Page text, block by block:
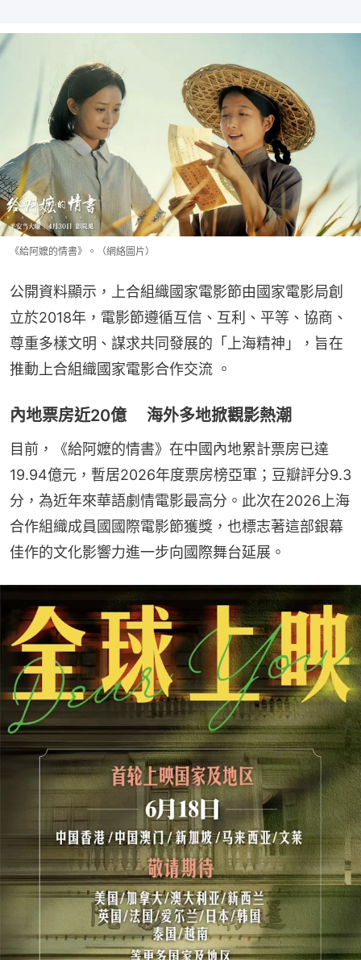
《給阿嬤的情書》。（網絡圖片）
公開資料顯示，上合組織國家電影節由國家電影局創
立於2018年，電影節遵循互信、互利、平等、協商、
尊重多樣文明、謀求共同發展的「上海精神」，旨在
推動上合組織國家電影合作交流 。
內地票房近20億 海外多地掀觀影熱潮
目前，《給阿嬤的情書》在中國內地累計票房已達
19.94億元，暫居2026年度票房榜亞軍；豆瓣評分9.3
分，為近年來華語劇情電影最高分。此次在2026上海
合作組織成員國國際電影節獲獎，也標志著這部銀幕
佳作的文化影響力進一步向國際舞台延展。